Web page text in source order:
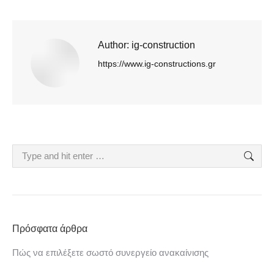
Author: ig-construction
https://www.ig-constructions.gr
Search:
Πρόσφατα άρθρα
Πώς να επιλέξετε σωστό συνεργείο ανακαίνισης